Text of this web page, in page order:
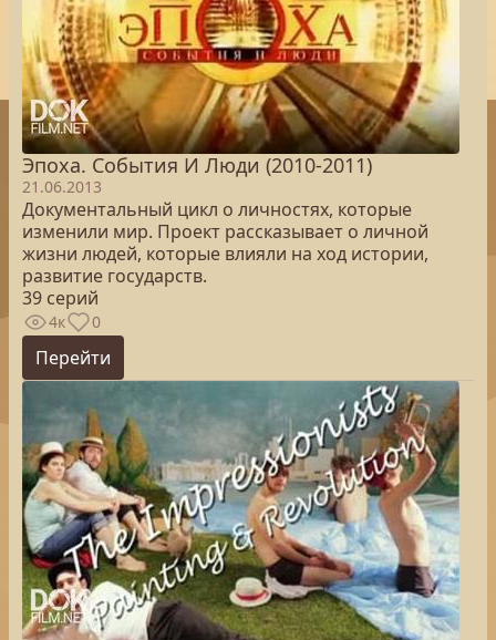
Эпоха. Cобытия И Люди (2010-2011)
21.06.2013
Документальный цикл о личностях, которые
изменили мир. Проект рассказывает о личной
жизни людей, которые влияли на ход истории,
развитие государств.
39 серий
4к 0
Перейти